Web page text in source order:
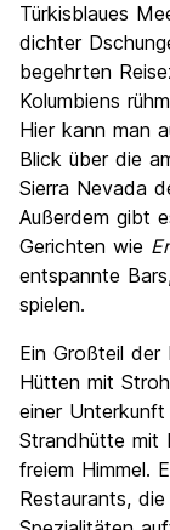
Kultur
Nachtleben /
Preis-
Türkisblaues
dichter
begehrten
Kolumbiens
Hier kann man
Blick über die
Sierra Nevada
Außerdem gibt
Gerichten wie
entspannte
spielen.
Ein Großteil der
Hütten mit
einer
Strandhütte mit
freiem Himmel.
Restaurants,